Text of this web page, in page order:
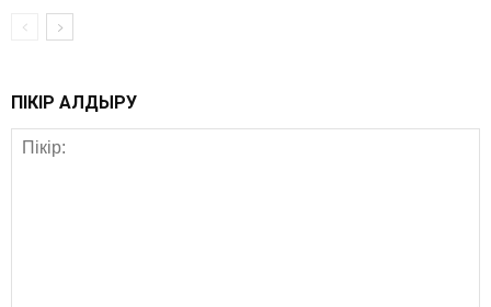
ПІКІР ҚАЛДЫРУ